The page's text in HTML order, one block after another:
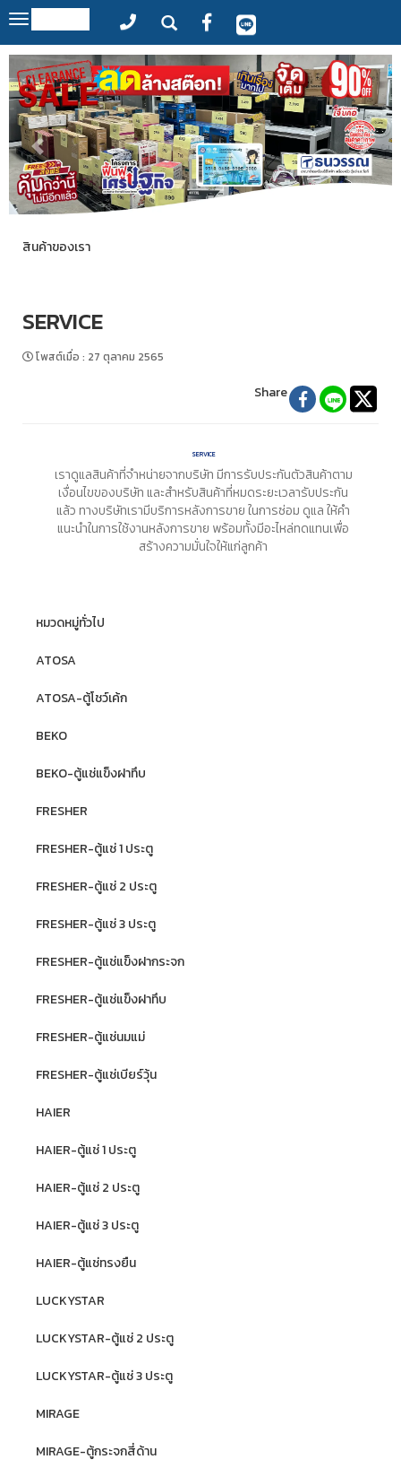
Toggle
navigation
สินค้าของเรา
SERVICE
โพสต์เมื่อ : 27 ตุลาคม 2565
Share
SERVICE
เราดูแลสินค้าที่จำหน่ายจากบริษัท มีการรับประกันตัวสินค้าตาม
เงื่อนไขของบริษัท และสำหรับสินค้าที่หมดระยะเวลารับประกัน
แล้ว ทางบริษัทเรามีบริการหลังการขาย ในการซ่อม ดูแล ให้คำ
แนะนำในการใช้งานหลังการขาย พร้อมทั้งมีอะไหล่ทดแทนเพื่อ
สร้างความมั่นใจให้แก่ลูกค้า
หมวดหมู่ทั่วไป
ATOSA
ATOSA-ตู้โชว์เค้ก
BEKO
BEKO-ตู้แช่แข็งฝาทึบ
FRESHER
FRESHER-ตู้แช่ 1 ประตู
FRESHER-ตู้แช่ 2 ประตู
FRESHER-ตู้แช่ 3 ประตู
FRESHER-ตู้แช่แข็งฝากระจก
FRESHER-ตู้แช่แข็งฝาทึบ
FRESHER-ตู้แช่นมแม่
FRESHER-ตู้แช่เบียร์วุ้น
HAIER
HAIER-ตู้แช่ 1 ประตู
HAIER-ตู้แช่ 2 ประตู
HAIER-ตู้แช่ 3 ประตู
HAIER-ตู้แช่ทรงยืน
LUCKYSTAR
LUCKYSTAR-ตู้แช่ 2 ประตู
LUCKYSTAR-ตู้แช่ 3 ประตู
MIRAGE
MIRAGE-ตู้กระจกสี่ด้าน